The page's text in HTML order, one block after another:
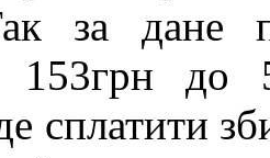
за дане
до
сплатити